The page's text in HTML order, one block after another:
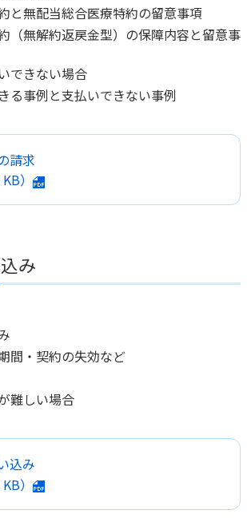
と無配当総合医療特約の留意事項
（無解約返戻金型）の保障内容と留意事
できない場合
る事例と支払いできない事例
請求
）
み
間・契約の失効など
難しい場合
込み
）